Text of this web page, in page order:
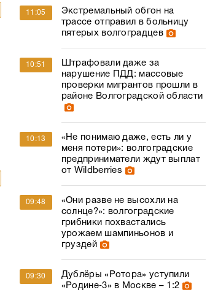
11:05
Экстремальный обгон на
трассе отправил в больницу
пятерых волгоградцев
10:51
Штрафовали даже за
нарушение ПДД: массовые
проверки мигрантов прошли в
районе Волгоградской области
10:13
«Не понимаю даже, есть ли у
меня потери»: волгоградские
предприниматели ждут выплат
от Wildberries
09:48
«Они разве не высохли на
солнце?»: волгоградские
грибники похвастались
урожаем шампиньонов и
груздей
09:30
Дублёры «Ротора» уступили
«Родине‑3» в Москве – 1:2